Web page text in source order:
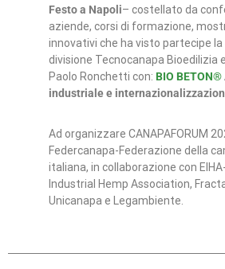
Festo a Napoli– costellato da
aziende, corsi di formazione,
innovativi che ha visto partecipe la
divisione Tecnocanapa Bioedilizia
Paolo Ronchetti con: BIO BETON®
industriale e
Ad organizzare CANAPAFORUM
Federcanapa-Federazione della
italiana, in collaborazione con
Industrial Hemp Association,
Unicanapa e Legambiente.